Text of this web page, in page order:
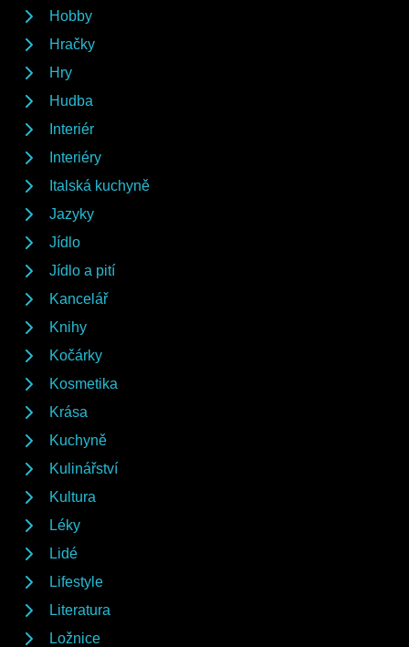
Hobby
Hračky
Hry
Hudba
Interiér
Interiéry
Italská kuchyně
Jazyky
Jídlo
Jídlo a pití
Kancelář
Knihy
Kočárky
Kosmetika
Krása
Kuchyně
Kulinářství
Kultura
Léky
Lidé
Lifestyle
Literatura
Ložnice